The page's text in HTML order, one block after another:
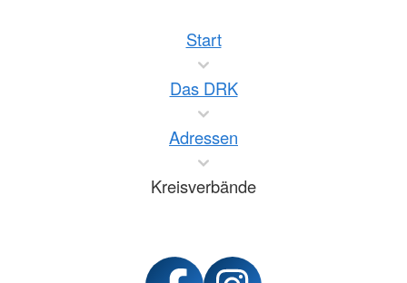
Start
Das DRK
Adressen
Kreisverbände